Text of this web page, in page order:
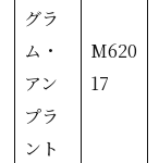
グラ
ム・
アン
プラ
ント
M620
17